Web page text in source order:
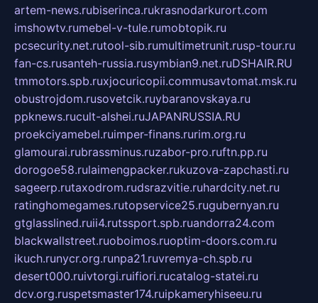
artem-news.rubiserinca.rukrasnodarkurort.com
imshowtv.rumebel-v-tule.rumobtopik.ru
pcsecurity.net.rutool-sib.rumultimetrunit.rusp-tour.ru
fan-cs.rusanteh-russia.rusymbian9.net.ruDSHAIR.RU
tmmotors.spb.ruxjocuricopii.commusavtomat.msk.ru
obustrojdom.rusovetcik.ruybaranovskaya.ru
ppknews.rucult-alshei.ruJAPANRUSSIA.RU
proekciyamebel.ruimper-finans.rurim.org.ru
glamourai.rubrassminus.ruzabor-pro.ruftn.pp.ru
dorogoe58.rulaimengpacker.rukuzova-zapchasti.ru
sageerp.rutaxodrom.rudsrazvitie.ruhardcity.net.ru
ratinghomegames.rutopservice25.rugubernyan.ru
gtglasslined.ruii4.rutssport.spb.ruandorra24.com
blackwallstreet.ruoboimos.ruoptim-doors.com.ru
ikuch.runycr.org.runpa21.ruvremya-ch.spb.ru
desert000.ruivtorgi.ruifiori.rucatalog-statei.ru
dcv.org.ruspetsmaster174.ruipkameryhiseeu.ru